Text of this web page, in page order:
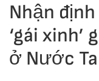
Nhận
‘gái xinh’
ở Nước Ta